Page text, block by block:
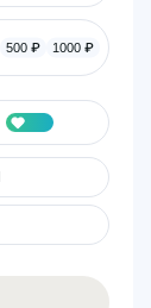
500 ₽ 1000 ₽